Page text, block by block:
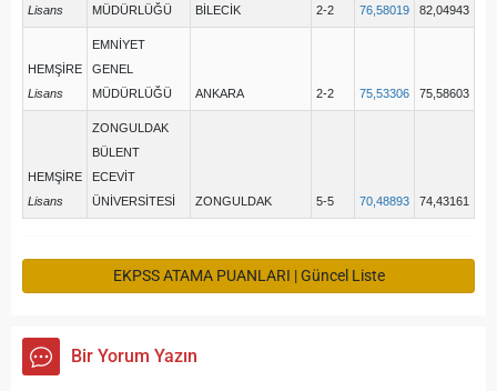
Lisans
MÜDÜRLÜĞÜ
BİLECİK 2-2 76,58019 82,04943
HEMŞİRE
Lisans
EMNİYET
GENEL
MÜDÜRLÜĞÜ
ANKARA 2-2 75,53306 75,58603
HEMŞİRE
Lisans
ZONGULDAK
BÜLENT
ECEVİT
ÜNİVERSİTESİ
ZONGULDAK 5-5 70,48893 74,43161
EKPSS ATAMA PUANLARI | Güncel Liste
Bir Yorum Yazın